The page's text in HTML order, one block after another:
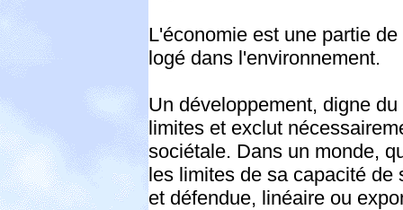
L'économie est une partie
logé dans l'environnement.
Un développement, digne
limites et exclut
sociétale. Dans un monde,
les limites de sa capacité de
et défendue, linéaire ou